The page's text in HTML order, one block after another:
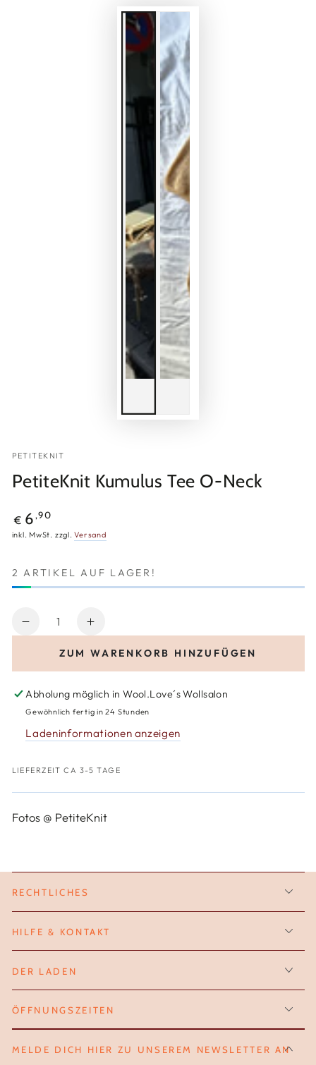
PETITEKNIT
PetiteKnit Kumulus Tee O-Neck
Regulärer
Preis
€ 6 ,90
inkl. MwSt. zzgl.Versand
2 ARTIKEL AUF LAGER!
Verringere
Menge
für
PetiteKnit
Kumulus
Tee
O-
Erhöhe
Menge
für
PetiteKnit
Kumulus
Tee
O-
ZUM WARENKORB HINZUFÜGEN
Abholung möglich inWool.Love´s Wollsalon
Gewöhnlich fertig in 24 Stunden
Ladeninformationen anzeigen
LIEFERZEIT CA 3-5 TAGE
Fotos @ PetiteKnit
RECHTLICHES
HILFE & KONTAKT
DER LADEN
ÖFFNUNGSZEITEN
MELDE DICH HIER ZU UNSEREM NEWSLETTER AN